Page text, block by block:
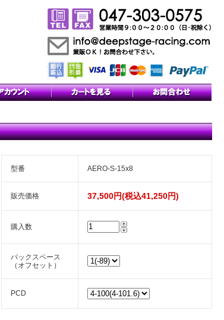
型番 AERO-S-15x8
販売価格 37,500円(税込41,250円)
購入数
バックスペース
（オフセット）
PCD